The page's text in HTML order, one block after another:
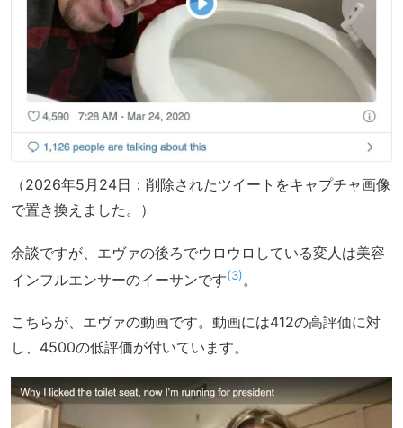
（2026年5月24日：削除されたツイートをキャプチャ画像
で置き換えました。）
余談ですが、エヴァの後ろでウロウロしている変人は美容
インフルエンサーのイーサンです 3 。
こちらが、エヴァの動画です。動画には412の高評価に対
し、4500の低評価が付いています。